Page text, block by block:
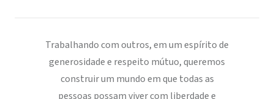
Trabalhando com outros, em um espírito de
generosidade e respeito mútuo, queremos
construir um mundo em que todas as
pessoas possam viver com liberdade e